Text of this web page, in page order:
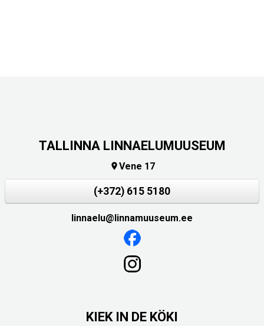
TALLINNA LINNAELUMUUSEUM
Vene 17
(+372) 615 5180
linnaelu@linnamuuseum.ee
KIEK IN DE KÖKI